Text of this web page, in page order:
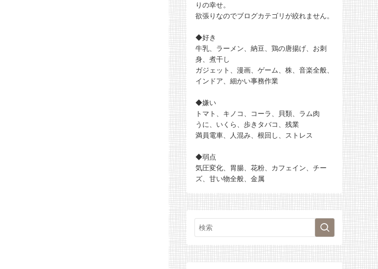
りの幸せ。
欲張りなのでブログカテゴリが絞れません。
◆好き
牛乳、ラーメン、納豆、鶏の唐揚げ、お刺
身、煮干し
ガジェット、漫画、ゲーム、株、音楽全般、
インドア、細かい事務作業
◆嫌い
トマト、キノコ、コーラ、貝類、ラム肉
うに、いくら、歩きタバコ、残業
満員電車、人混み、根回し、ストレス
◆弱点
気圧変化、胃腸、花粉、カフェイン、チー
ズ、甘い物全般、金属